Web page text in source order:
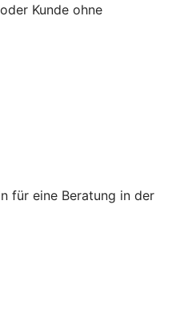
Kunde ohne
für eine Beratung in der